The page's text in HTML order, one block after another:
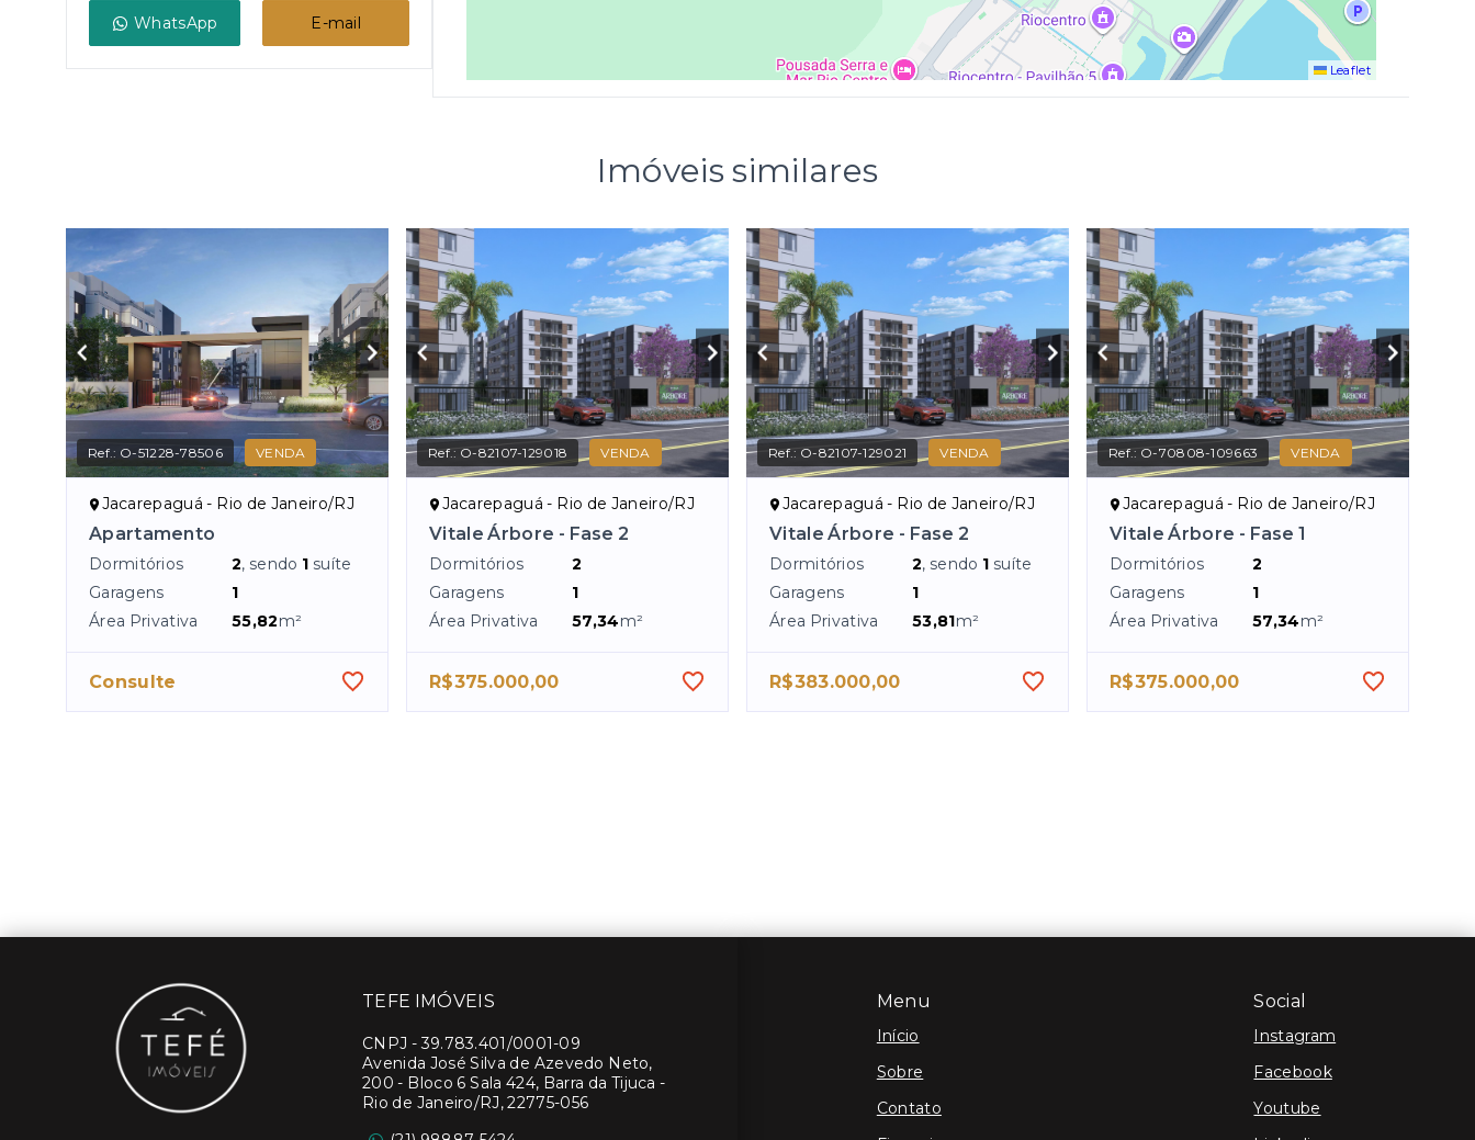
Leaflet
WhatsApp E-mail
Imóveis similares
Ref.: O-51228-78506 VENDA
Jacarepaguá - Rio de Janeiro/RJ
Apartamento
Dormitórios 2, sendo 1 suíte
Garagens
1
Área Privativa
55,82m²
Consulte
Ref.: O-82107-129018 VENDA
Jacarepaguá - Rio de Janeiro/RJ
Vitale Árbore - Fase 2
Dormitórios
2
Garagens
1
Área Privativa
57,34m²
R$375.000,00
Ref.: O-82107-129021 VENDA
Jacarepaguá - Rio de Janeiro/RJ
Vitale Árbore - Fase 2
Dormitórios 2, sendo 1 suíte
Garagens
1
Área Privativa
53,81m²
R$383.000,00
Ref.: O-70808-109663 VENDA
Jacarepaguá - Rio de Janeiro/RJ
Vitale Árbore - Fase 1
Dormitórios
2
Garagens
1
Área Privativa
57,34m²
R$375.000,00
Menu
Início
Sobre
Contato
Social
Instagram
Facebook
Youtube
TEFE IMÓVEIS
CNPJ -39.783.401/0001-09
Avenida José Silva de Azevedo Neto,
200 - Bloco 6 Sala 424, Barra da Tijuca -
Rio de Janeiro/RJ, 22775-056